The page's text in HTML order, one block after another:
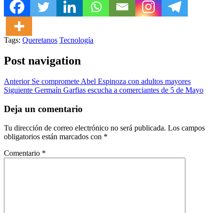
Tags: Queretanos Tecnología
Post navigation
AnteriorSe compromete Abel Espinoza con adultos mayores
Siguiente Germaín Garfias escucha a comerciantes de 5 de Mayo
Deja un comentario
Tu dirección de correo electrónico no será publicada. Los campos
obligatorios están marcados con *
Comentario *